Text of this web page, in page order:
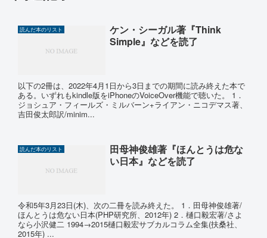
読んだ本のリスト
ケン・シーガル著『Think
Simple』などを読了
以下の2冊は、2022年4月1日から3日までの期間に読み終えた本で
ある。いずれもkindle版をiPhoneのVoiceOver機能で聴いた。 1．
ジョシュア・フィールズ・ミルバーン+ライアン・ニコデマス著、
吉田俊太郎訳/minim...
読んだ本のリスト
田母神俊雄著『ほんとうは危な
い日本』などを読了
令和5年3月23日(木)、次の二冊を読み終えた。 1．田母神俊雄著/
ほんとうは危ない日本(PHP研究所、2012年) 2．樋口毅宏著/さよ
なら小沢健二 1994→2015樋口毅宏サブカルコラム全集(扶桑社、
2015年) ...